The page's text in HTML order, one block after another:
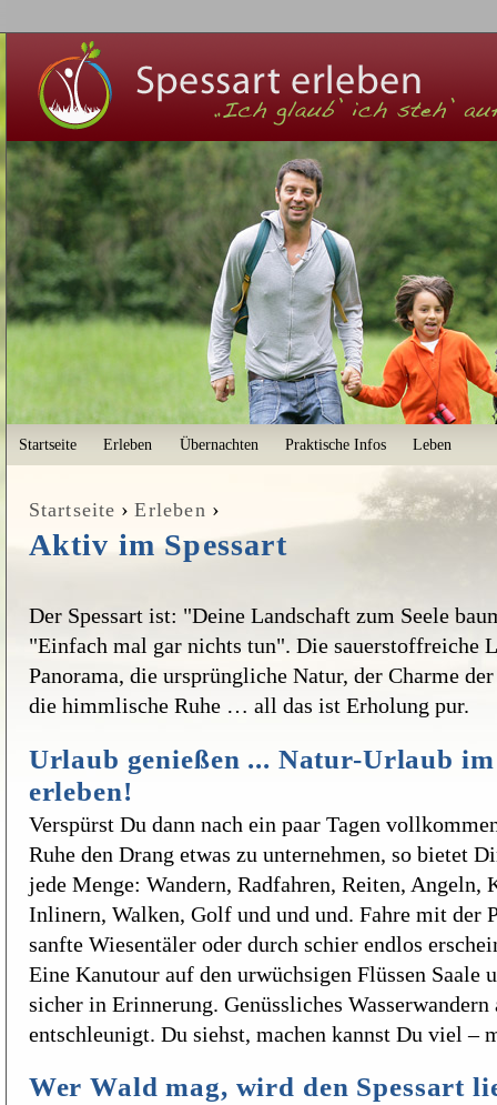
User menu
Startseite Erleben Übernachten Praktische Infos Leben
Startseite ›Erleben ›
Aktiv im Spessart
Der Spessart ist: "Deine Landschaft zum Seele
"Einfach mal gar nichts tun". Die sauerstoffreiche
Panorama, die ursprüngliche Natur, der Charme
die himmlische Ruhe … all das ist Erholung pur.
Urlaub genießen ... Natur-Urlaub im
erleben!
Verspürst Du dann nach ein paar Tagen
Ruhe den Drang etwas zu unternehmen, so bietet
jede Menge: Wandern, Radfahren, Reiten, Angeln,
Inlinern, Walken, Golf und und und. Fahre mit der
sanfte Wiesentäler oder durch schier endlos
Eine Kanutour auf den urwüchsigen Flüssen Saale
sicher in Erinnerung. Genüssliches
entschleunigt. Du siehst, machen kannst Du viel –
Wer Wald mag, wird den Spessart